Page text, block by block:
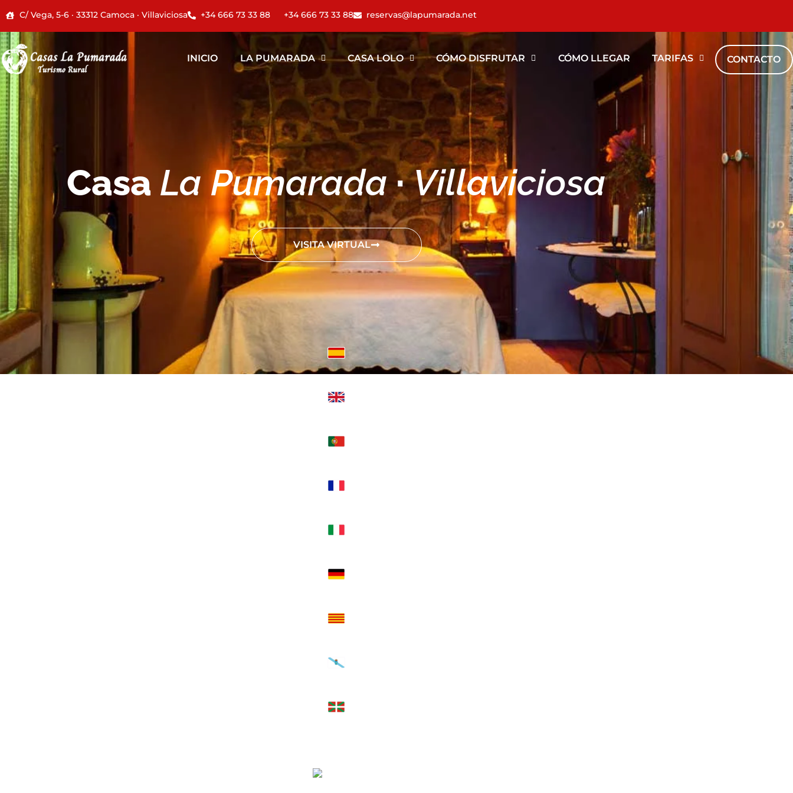
C/ Vega, 5-6 · 33312 Camoca · Villaviciosa +34 666 73 33 88 +34 666 73 33 88 reservas@lapumarada.net
INICIO LA PUMARADA CASA LOLO CÓMO DISFRUTAR CÓMO LLEGAR TARIFAS CONTACTO
LA PUMARADA RESERVAS
Casa La Pumarada·Villaviciosa
VISITA VIRTUAL